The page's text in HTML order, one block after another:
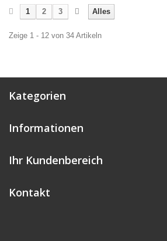
Alles
1 2 3
Zeige 1 - 12 von 34 Artikeln
Kategorien
Informationen
Ihr Kundenbereich
Kontakt